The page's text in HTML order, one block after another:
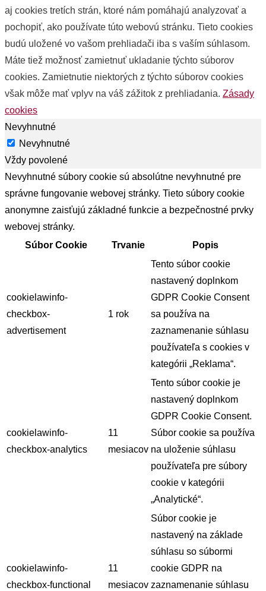
aj cookies tretích strán, ktoré nám pomáhajú analyzovať a
pochopiť, ako používate túto webovú stránku. Tieto cookies
budú uložené vo vašom prehliadači iba s vaším súhlasom.
Máte tiež možnosť zamietnuť ukladanie týchto súborov
cookies. Zamietnutie niektorých z týchto súborov cookies
však môže mať vplyv na váš zážitok z prehliadania. Zásady
cookies
Nevyhnutné
Nevyhnutné
Vždy povolené
Nevyhnutné súbory cookie sú absolútne nevyhnutné pre
správne fungovanie webovej stránky. Tieto súbory cookie
anonymne zaisťujú základné funkcie a bezpečnostné prvky
webovej stránky.
Súbor Cookie
Trvanie Popis
cookielawinfo-
checkbox-
advertisement
1 rok
Tento súbor cookie
nastavený doplnkom
GDPR Cookie Consent
sa používa na
zaznamenanie súhlasu
používateľa s cookies v
kategórii „Reklama“.
cookielawinfo-
checkbox-analytics
11
mesiacov
Tento súbor cookie je
nastavený doplnkom
GDPR Cookie Consent.
Súbor cookie sa používa
na uloženie súhlasu
používateľa pre súbory
cookie v kategórii
„Analytické“.
cookielawinfo-
checkbox-functional
11
mesiacov
Súbor cookie je
nastavený na základe
súhlasu so súbormi
cookie GDPR na
zaznamenanie súhlasu